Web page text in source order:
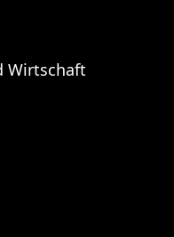
Wirtschaft